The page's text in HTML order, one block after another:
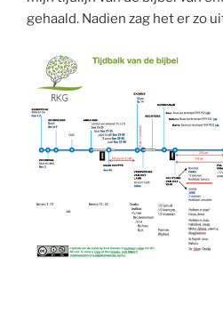
gehaald. Nadien zag het er zo